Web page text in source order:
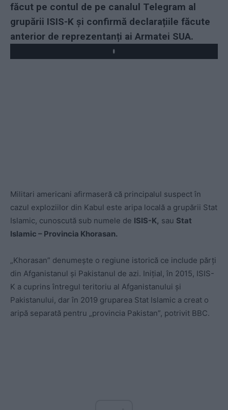
făcut pe contul de pe canalul Telegram al
grupării ISIS-K și confirmă declarațiile făcute
anterior de reprezentanți ai Armatei SUA.
Play
Militari americani afirmaseră că principalul suspect în
cazul exploziilor din Kabul este aripa locală a grupării Stat
Islamic, cunoscută sub numele de ISIS-K, sau Stat
Islamic – Provincia Khorasan.
„Khorasan” denumește o regiune istorică ce include părți
din Afganistanul și Pakistanul de azi. Inițial, în 2015, ISIS-
K a cuprins întregul teritoriu al Afganistanului și
Pakistanului, dar în 2019 gruparea Stat Islamic a creat o
aripă separată pentru „provincia Pakistan”, potrivit BBC.